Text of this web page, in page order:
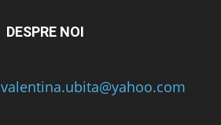
DESPRE NOI
valentina.ubita@yahoo.com